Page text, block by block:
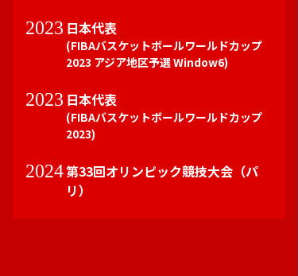
2023 日本代表
(FIBAバスケットボールワールドカップ
2023 アジア地区予選 Window6)
2023 日本代表
(FIBAバスケットボールワールドカップ
2023)
2024第33回オリンピック競技大会（パ
リ）